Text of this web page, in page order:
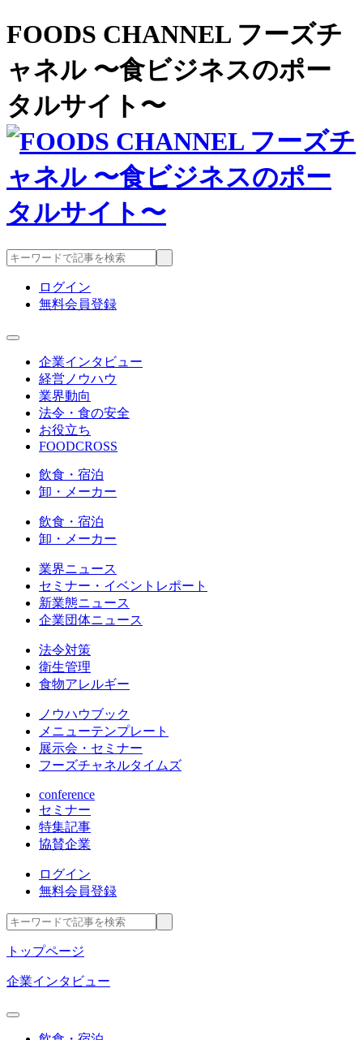
FOODS CHANNEL フーズチ
ャネル 〜食ビジネスのポー
タルサイト〜
ログイン
無料会員登録
企業インタビュー
経営ノウハウ
業界動向
法令・食の安全
お役立ち
FOODCROSS
飲食・宿泊
卸・メーカー
飲食・宿泊
卸・メーカー
業界ニュース
セミナー・イベントレポート
新業態ニュース
企業団体ニュース
法令対策
衛生管理
食物アレルギー
ノウハウブック
メニューテンプレート
展示会・セミナー
フーズチャネルタイムズ
conference
セミナー
特集記事
協賛企業
ログイン
無料会員登録
トップページ
企業インタビュー